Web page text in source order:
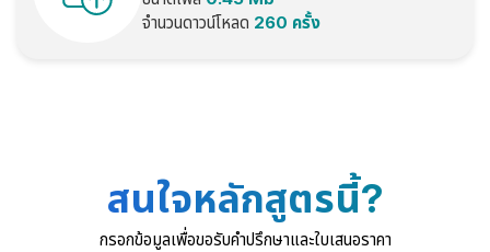
จำนวนดาวน์โหลด 260 ครั้ง
สนใจหลักสูตรนี้?
กรอกข้อมูลเพื่อขอรับคำปรึกษาและใบเสนอราคา